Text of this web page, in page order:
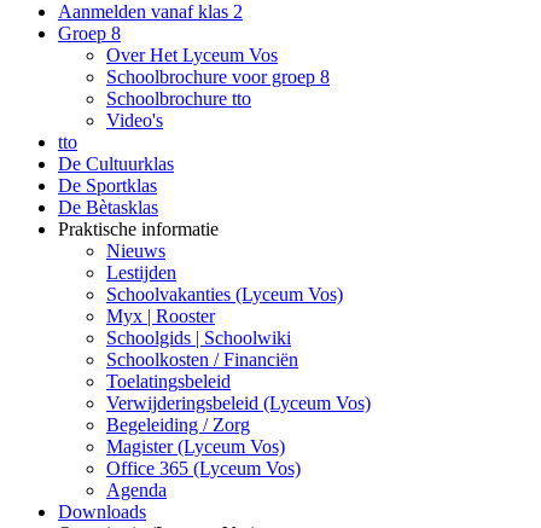
Aanmelden vanaf klas 2
Groep 8
Over Het Lyceum Vos
Schoolbrochure voor groep 8
Schoolbrochure tto
Video's
tto
De Cultuurklas
De Sportklas
De Bètasklas
Praktische informatie
Nieuws
Lestijden
Schoolvakanties (Lyceum Vos)
Myx | Rooster
Schoolgids | Schoolwiki
Schoolkosten / Financiën
Toelatingsbeleid
Verwijderingsbeleid (Lyceum Vos)
Begeleiding / Zorg
Magister (Lyceum Vos)
Office 365 (Lyceum Vos)
Agenda
Downloads